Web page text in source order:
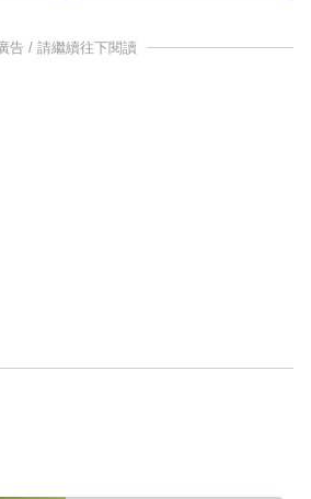
告 / 請繼續往下閱讀